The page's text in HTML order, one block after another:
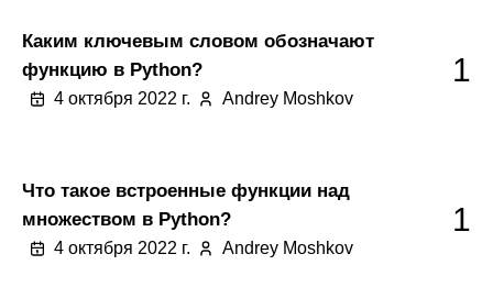
Каким ключевым словом обозначают
функцию в Python?
4 октября 2022 г. Andrey Moshkov
1
Что такое встроенные функции над
множеством в Python?
4 октября 2022 г. Andrey Moshkov
1